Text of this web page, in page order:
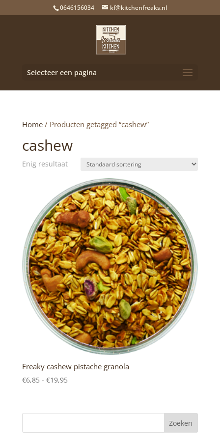
0646156034 kf@kitchenfreaks.nl
Selecteer een pagina
Home/ Producten getagged “cashew”
cashew
Enig resultaat
Freaky cashew pistache granola
€6,85 - €19,95Prijsklasse:
€19,95